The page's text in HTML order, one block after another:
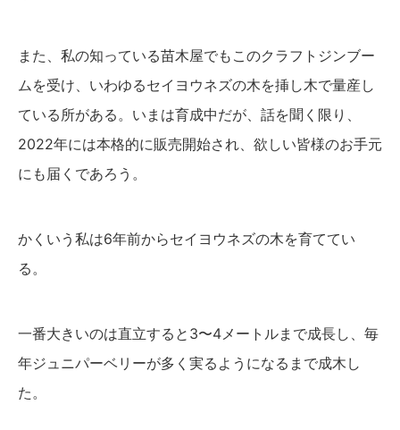
また、私の知っている苗木屋でもこのクラフトジンブー
ムを受け、いわゆるセイヨウネズの木を挿し木で量産し
ている所がある。いまは育成中だが、話を聞く限り、
2022年には本格的に販売開始され、欲しい皆様のお手元
にも届くであろう。
かくいう私は6年前からセイヨウネズの木を育ててい
る。
一番大きいのは直立すると3〜4メートルまで成長し、毎
年ジュニパーベリーが多く実るようになるまで成木し
た。